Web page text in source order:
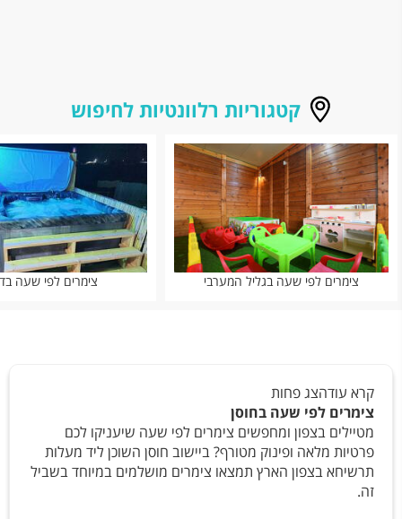
קטגוריות רלוונטיות לחיפוש
צימרים לפי שעה בגליל המערבי צימרים לפי שעה
קרא עודהצג פחות
צימרים לפי שעה בחוסן
מטיילים בצפון ומחפשים צימרים לפי שעה שיעניקו לכם
פרטיות מלאה ופינוק מטורף? ביישוב חוסן השוכן ליד מעלות
תרשיחא בצפון הארץ תמצאו צימרים מושלמים במיוחד בשביל
זה.